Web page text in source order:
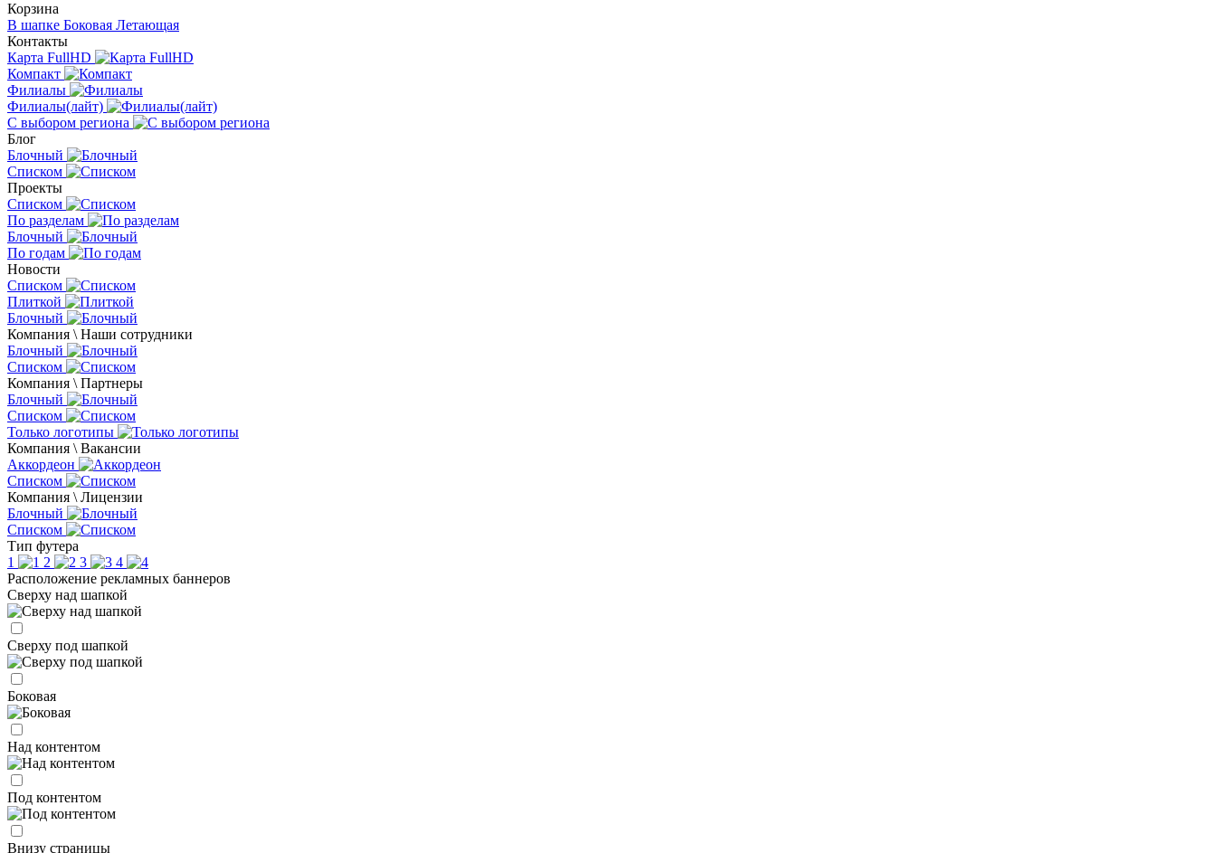
Корзина
В шапке Боковая Летающая
Контакты
Карта FullHD
Компакт
Филиалы
Филиалы(лайт)
С выбором региона
Блог
Блочный
Списком
Проекты
Списком
По разделам
Блочный
По годам
Новости
Списком
Плиткой
Блочный
Компания \ Наши сотрудники
Блочный
Списком
Компания \ Партнеры
Блочный
Списком
Только логотипы
Компания \ Вакансии
Аккордеон
Списком
Компания \ Лицензии
Блочный
Списком
Тип футера
1
2 3
4
Расположение рекламных баннеров
Сверху над шапкой
Сверху под шапкой
Боковая
Над контентом
Под контентом
Внизу страницы